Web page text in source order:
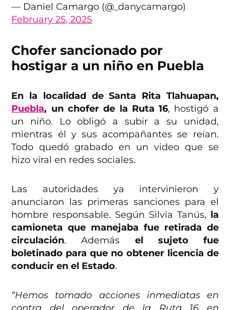
— Daniel Camargo (@_danycamargo)
February 25, 2025
Chofer sancionado por
hostigar a un niño en Puebla
En la localidad de Santa Rita Tlahuapan,
Puebla, un chofer de la Ruta 16, hostigó a
un niño. Lo obligó a subir a su unidad,
mientras él y sus acompañantes se reían.
Todo quedó grabado en un video que se
hizo viral en redes sociales.
Las autoridades ya intervinieron y
anunciaron las primeras sanciones para el
hombre responsable. Según Silvia Tanús, la
camioneta que manejaba fue retirada de
circulación. Además el sujeto fue
boletinado para que no obtener licencia de
conducir en el Estado.
“Hemos tomado acciones inmediatas en
contra del operador de la Ruta 16 en